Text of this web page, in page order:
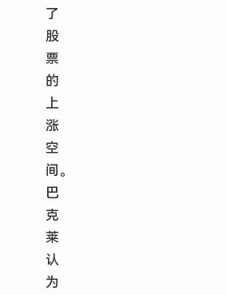
了
股
票
的
上
涨
空
间。
巴
克
莱
认
为